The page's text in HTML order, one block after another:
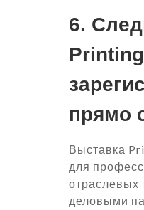
6.
прямо
Выставка
для
отраслевых
деловыми